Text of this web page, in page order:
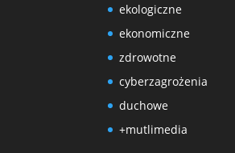
ekologiczne
ekonomiczne
zdrowotne
cyberzagrożenia
duchowe
+mutlimedia